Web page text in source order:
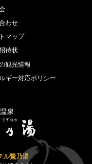
わせ
マップ
待状
観光情報
ギー対応ポリシー
ル鷺乃湯